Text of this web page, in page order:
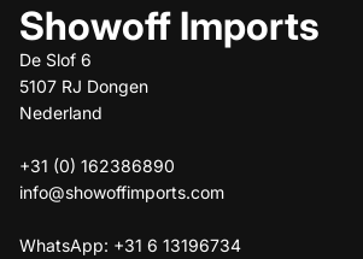
Showoff Imports
De Slof 6
5107 RJ Dongen
Nederland
+31 (0) 162386890
info@showoffimports.com
WhatsApp: +31 6 13196734